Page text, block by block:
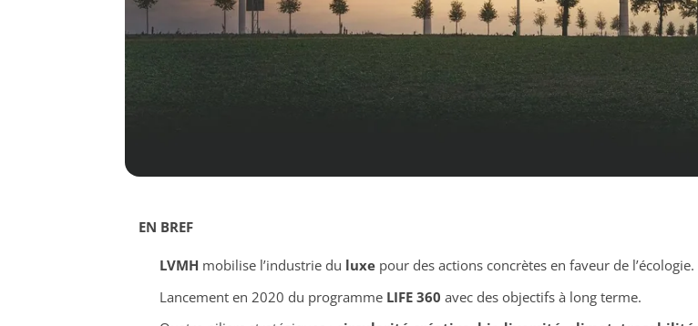
EN BREF
LVMHmobilise l’industrie du luxepour des actions concrètes en faveur de l’écologie.
Lancement en 2020 du programme LIFE 360 avec des objectifs à long terme.